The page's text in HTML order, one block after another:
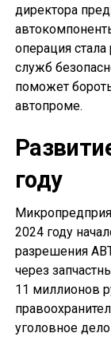
директора
операция
служб
поможет
автопроме.
году
2024 году
разрешения
через
11 миллионов
уголовное